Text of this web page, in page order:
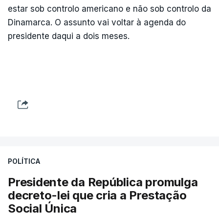
estar sob controlo americano e não sob controlo da
Dinamarca. O assunto vai voltar à agenda do
presidente daqui a dois meses.
POLÍTICA
Presidente da República promulga
decreto-lei que cria a Prestação
Social Única